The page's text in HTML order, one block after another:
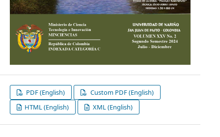
PDF (English)
Custom PDF (English)
HTML (English)
XML (English)